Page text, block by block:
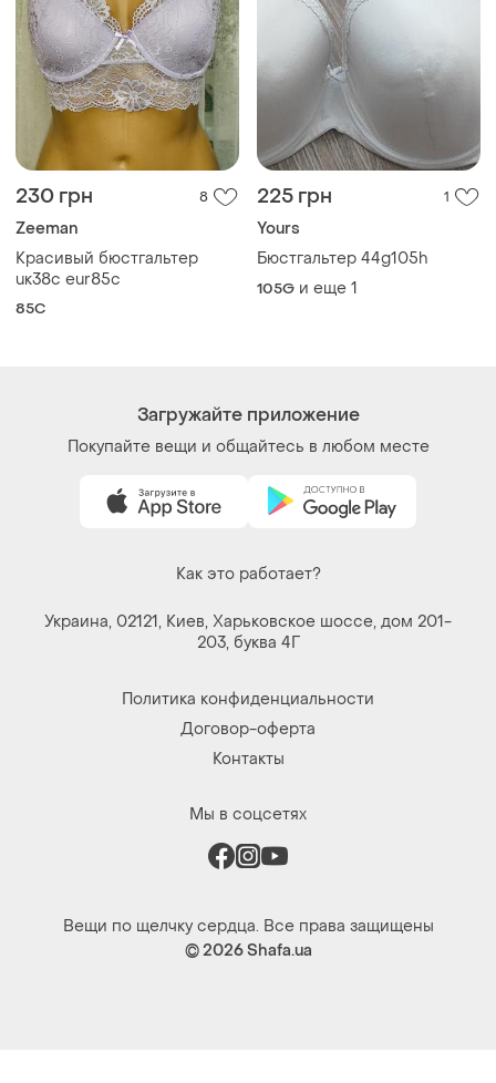
230 грн 8
Zeeman
Красивый бюстгальтер
uк38с eur85с
85C
225 грн 1
Yours
Бюстгальтер 44g105h
105G и еще 1
Загружайте приложение
Покупайте вещи и общайтесь в любом месте
Как это работает?
Украина, 02121, Киев, Харьковское шоссе, дом 201-
203, буква 4Г
Политика конфиденциальности
Договор-оферта
Контакты
Мы в соцсетях
Вещи по щелчку сердца. Все права защищены
© 2026Shafa.ua